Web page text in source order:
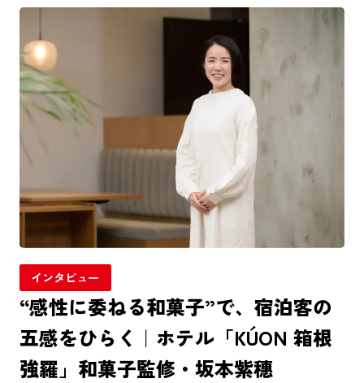
インタビュー
“感性に委ねる和菓子”で、宿泊客の
五感をひらく｜ホテル「KÚON 箱根
強羅」和菓子監修・坂本紫穗